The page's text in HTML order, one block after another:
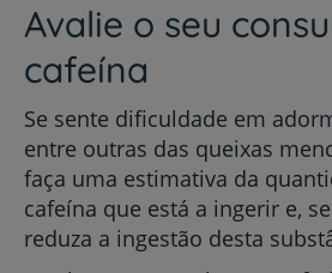
Avalie o seu
cafeína
Se sente dificuldade em
entre outras das queixas
faça uma estimativa da
cafeína que está a ingerir e,
reduza a ingestão desta